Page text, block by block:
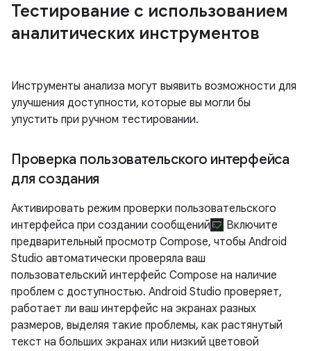
Тестирование с использованием
аналитических инструментов
Инструменты анализа могут выявить возможности для
улучшения доступности, которые вы могли бы
упустить при ручном тестировании.
Проверка пользовательского интерфейса
для создания
Активировать режим проверки пользовательского
интерфейса при создании сообщений
Включите
предварительный просмотр Compose, чтобы Android
Studio автоматически проверяла ваш
пользовательский интерфейс Compose на наличие
проблем с доступностью. Android Studio проверяет,
работает ли ваш интерфейс на экранах разных
размеров, выделяя такие проблемы, как растянутый
текст на больших экранах или низкий цветовой